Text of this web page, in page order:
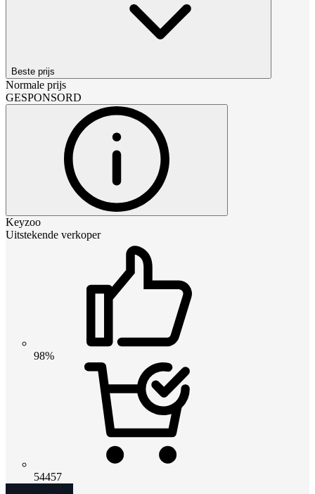
Beste prijs
Normale prijs
GESPONSORD
Keyzoo
Uitstekende verkoper
98%
54457